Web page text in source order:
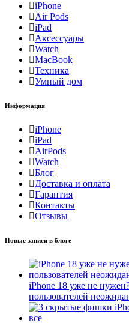
iPhone
Air Pods
iPad
Аксессуары
Watch
MacBook
Техника
Умный дом
Информация
iPhone
iPad
AirPods
Watch
Блог
Доставка и оплата
Гарантия
Контакты
Отзывы
Новые записи в блоге
iPhone 18 уже не
пользователей